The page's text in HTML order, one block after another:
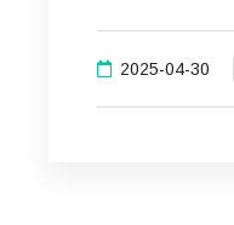
2025-04-30